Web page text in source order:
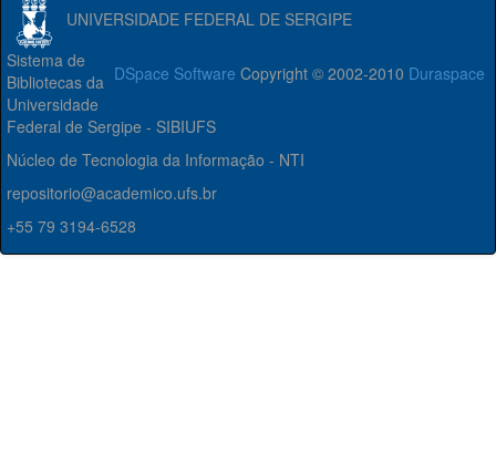
UNIVERSIDADE FEDERAL DE SERGIPE
DSpace Software Copyright © 2002-2010 Duraspace
Sistema de
Bibliotecas da
Universidade
Federal de Sergipe - SIBIUFS
Núcleo de Tecnologia da Informação - NTI
repositorio@academico.ufs.br
+55 79 3194-6528